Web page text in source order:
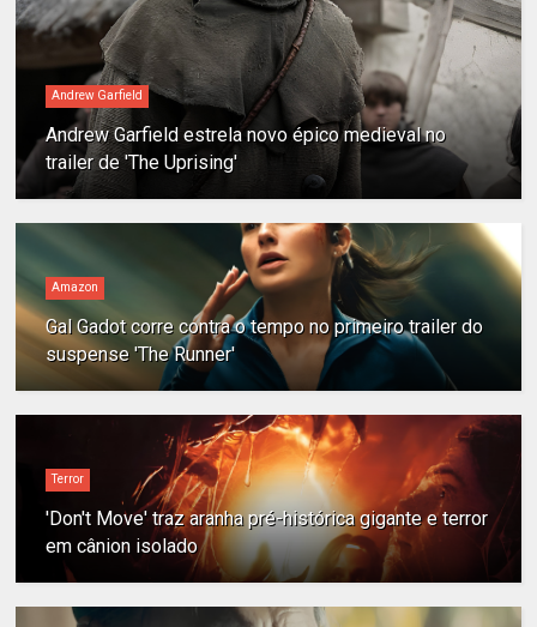
Andrew Garfield
Andrew Garfield estrela novo épico medieval no
trailer de 'The Uprising'
Amazon
Gal Gadot corre contra o tempo no primeiro trailer do
suspense 'The Runner'
Terror
'Don't Move' traz aranha pré-histórica gigante e terror
em cânion isolado